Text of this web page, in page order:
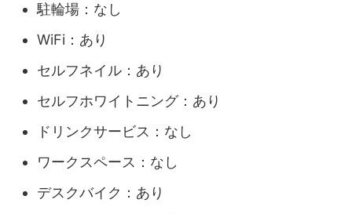
駐輪場：なし
WiFi：あり
セルフネイル：あり
セルフホワイトニング：あり
ドリンクサービス：なし
ワークスペース：なし
デスクバイク：あり